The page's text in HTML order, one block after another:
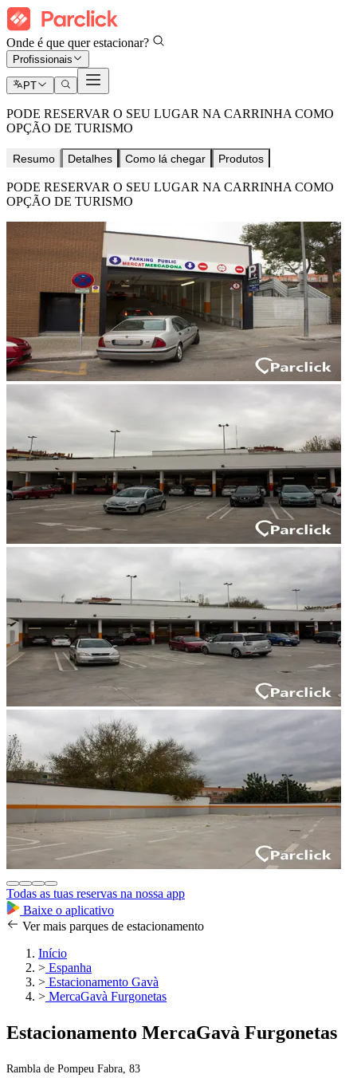
Onde é que quer estacionar?
Profissionais
PT
PODE RESERVAR O SEU LUGAR NA CARRINHA COMO
OPÇÃO DE TURISMO
Resumo Detalhes Como lá chegar Produtos
PODE RESERVAR O SEU LUGAR NA CARRINHA COMO
OPÇÃO DE TURISMO
Todas as tuas reservas na nossa app
Baixe o aplicativo
Ver mais parques de estacionamento
Início
> Espanha
> Estacionamento Gavà
> MercaGavà Furgonetas
Estacionamento MercaGavà Furgonetas
Rambla de Pompeu Fabra, 83